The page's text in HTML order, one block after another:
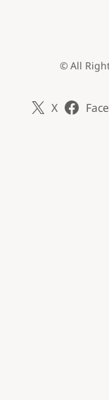
© All Right
X